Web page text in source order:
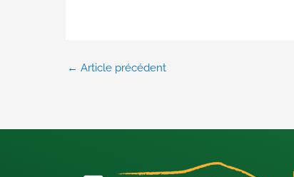
← Article précédent